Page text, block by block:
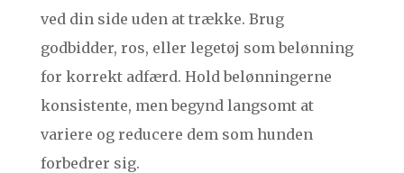
ved din side uden at trække. Brug
godbidder, ros, eller legetøj som belønning
for korrekt adfærd. Hold belønningerne
konsistente, men begynd langsomt at
variere og reducere dem som hunden
forbedrer sig.